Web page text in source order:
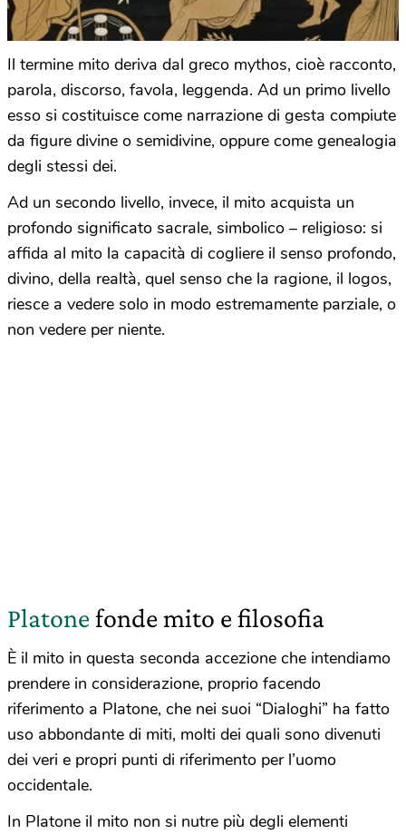
Il termine mito deriva dal greco mythos, cioè racconto,
parola, discorso, favola, leggenda. Ad un primo livello
esso si costituisce come narrazione di gesta compiute
da figure divine o semidivine, oppure come genealogia
degli stessi dei.
Ad un secondo livello, invece, il mito acquista un
profondo significato sacrale, simbolico – religioso: si
affida al mito la capacità di cogliere il senso profondo,
divino, della realtà, quel senso che la ragione, il logos,
riesce a vedere solo in modo estremamente parziale, o
non vedere per niente.
Platonefonde mito e filosofia
È il mito in questa seconda accezione che intendiamo
prendere in considerazione, proprio facendo
riferimento a Platone, che nei suoi “Dialoghi” ha fatto
uso abbondante di miti, molti dei quali sono divenuti
dei veri e propri punti di riferimento per l’uomo
occidentale.
In Platone il mito non si nutre più degli elementi